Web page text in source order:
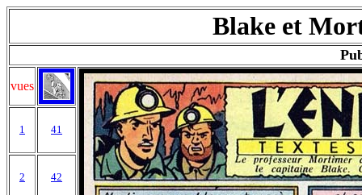
Blake et
vues
1 41
2 42